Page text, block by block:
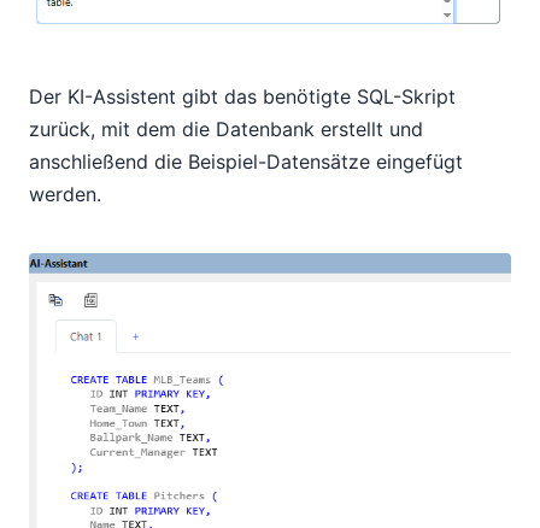
Der KI-Assistent gibt das benötigte SQL-Skript
zurück, mit dem die Datenbank erstellt und
anschließend die Beispiel-Datensätze eingefügt
werden.